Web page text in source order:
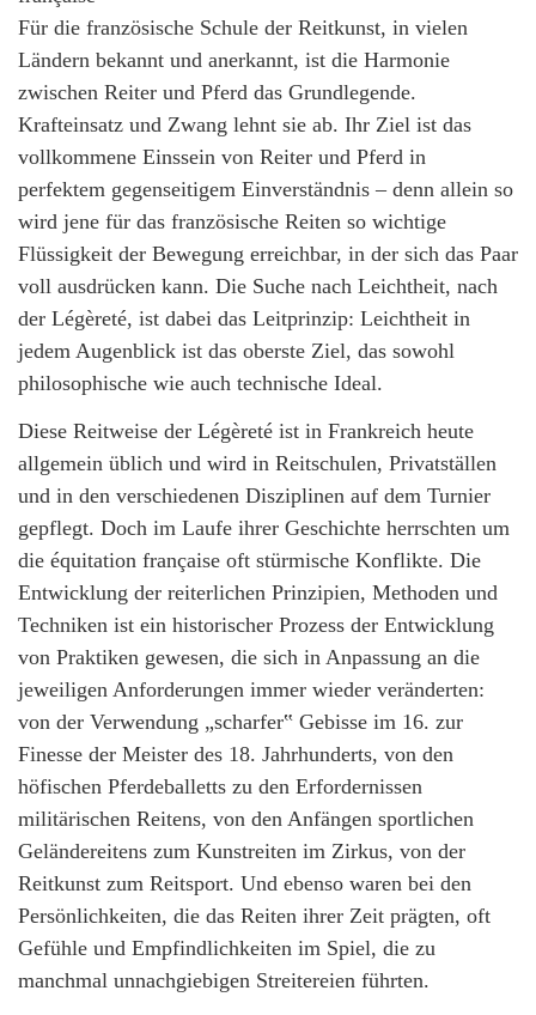
Für die französische Schule der Reitkunst, in vielen
Ländern bekannt und anerkannt, ist die Harmonie
zwischen Reiter und Pferd das Grundlegende.
Krafteinsatz und Zwang lehnt sie ab. Ihr Ziel ist das
vollkommene Einssein von Reiter und Pferd in
perfektem gegenseitigem Einverständnis – denn allein so
wird jene für das französische Reiten so wichtige
Flüssigkeit der Bewegung erreichbar, in der sich das Paar
voll ausdrücken kann. Die Suche nach Leichtheit, nach
der Légèreté, ist dabei das Leitprinzip: Leichtheit in
jedem Augenblick ist das oberste Ziel, das sowohl
philosophische wie auch technische Ideal.
Diese Reitweise der Légèreté ist in Frankreich heute
allgemein üblich und wird in Reitschulen, Privatställen
und in den verschiedenen Disziplinen auf dem Turnier
gepflegt. Doch im Laufe ihrer Geschichte herrschten um
die équitation française oft stürmische Konflikte. Die
Entwicklung der reiterlichen Prinzipien, Methoden und
Techniken ist ein historischer Prozess der Entwicklung
von Praktiken gewesen, die sich in Anpassung an die
jeweiligen Anforderungen immer wieder veränderten:
von der Verwendung „scharfer‟ Gebisse im 16. zur
Finesse der Meister des 18. Jahrhunderts, von den
höfischen Pferdeballetts zu den Erfordernissen
militärischen Reitens, von den Anfängen sportlichen
Geländereitens zum Kunstreiten im Zirkus, von der
Reitkunst zum Reitsport. Und ebenso waren bei den
Persönlichkeiten, die das Reiten ihrer Zeit prägten, oft
Gefühle und Empfindlichkeiten im Spiel, die zu
manchmal unnachgiebigen Streitereien führten.